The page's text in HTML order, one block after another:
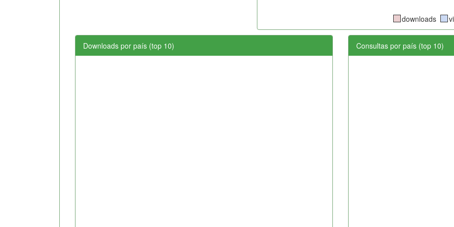
downloads
Downloads por país (top 10) Consultas por país (top 10)